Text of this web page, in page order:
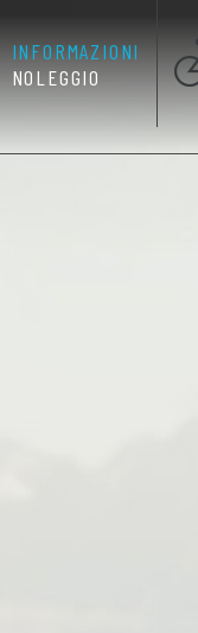
INFORMAZIONI
NOLEGGIO